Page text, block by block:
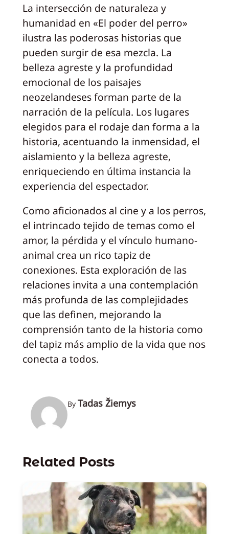
La intersección de naturaleza y
humanidad en «El poder del perro»
ilustra las poderosas historias que
pueden surgir de esa mezcla. La
belleza agreste y la profundidad
emocional de los paisajes
neozelandeses forman parte de la
narración de la película. Los lugares
elegidos para el rodaje dan forma a la
historia, acentuando la inmensidad, el
aislamiento y la belleza agreste,
enriqueciendo en última instancia la
experiencia del espectador.
Como aficionados al cine y a los perros,
el intrincado tejido de temas como el
amor, la pérdida y el vínculo humano-
animal crea un rico tapiz de
conexiones. Esta exploración de las
relaciones invita a una contemplación
más profunda de las complejidades
que las definen, mejorando la
comprensión tanto de la historia como
del tapiz más amplio de la vida que nos
conecta a todos.
By Tadas Žiemys
Related Posts